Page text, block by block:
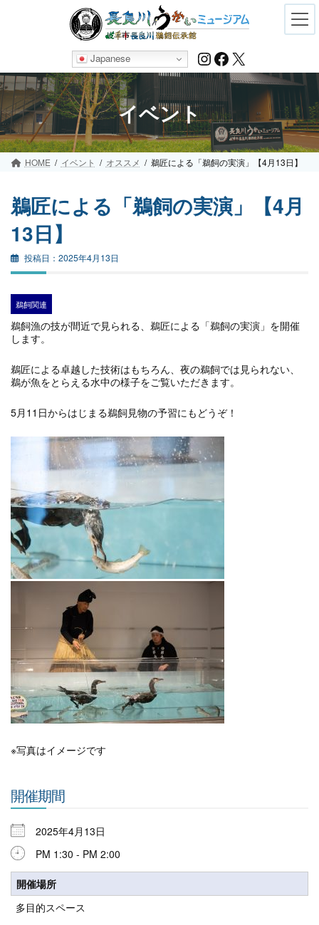
Japanese Instagram
Facebook
X
イベント
HOME イベント オススメ 鵜匠による「鵜飼の実演」【4月13日】
鵜匠による「鵜飼の実演」【4月
13日】
2025年4月13日
鵜飼関連
鵜飼漁の技が間近で見られる、鵜匠による「鵜飼の実演」を開催
します。
鵜匠による卓越した技術はもちろん、夜の鵜飼では見られない、
鵜が魚をとらえる水中の様子をご覧いただきます。
5月11日からはじまる鵜飼見物の予習にもどうぞ！
※写真はイメージです
開催期間
2025年4月13日
PM 1:30 - PM 2:00
開催場所
多目的スペース